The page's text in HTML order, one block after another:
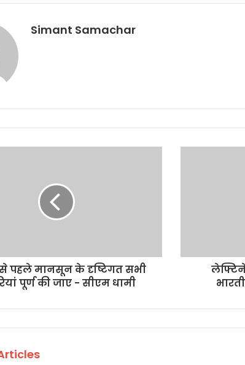
Simant Samachar
पहले मानसून के दृष्टिगत सभी
पूर्ण की जाए - सीएम धामी